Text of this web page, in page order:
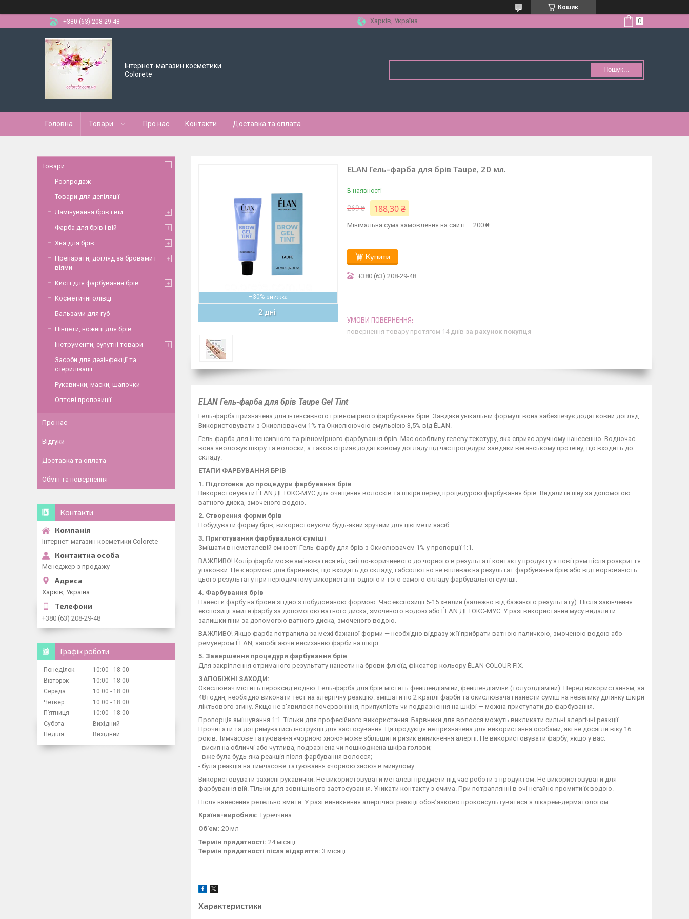
Кошик
+380 (63) 208-29-48
Харків, Україна
Інтернет-магазин косметики
Colorete
Пошук...
Головна Товари Про нас Контакти Доставка та оплата
–30%
2 дні
ELAN Гель-фарба для брів Taupe, 20 мл.
В наявності
269 ₴ 188,30 ₴
Мінімальна сума замовлення на сайті — 200 ₴
Купити
+380 (63) 208-29-48
повернення товару протягом 14 днів за рахунок покупця
ELAN Гель-фарба для брів Taupe Gel Tint
Гель-фарба призначена для інтенсивного і рівномірного фарбування брів. Завдяки унікальній формулі вона забезпечує додатковий догляд.
Використовувати з Окислювачем 1% та Окислюючою емульсією 3,5% від ÉLAN.
Гель-фарба для інтенсивного та рівномірного фарбування брів. Має особливу гелеву текстуру, яка сприяє зручному нанесенню. Водночас
вона зволожує шкіру та волоски, а також сприяє додатковому догляду під час процедури завдяки веганському протеїну, що входить до
складу.
ЕТАПИ ФАРБУВАННЯ БРІВ
1. Підготовка до процедури фарбування брів
Використовувати ÉLAN ДЕТОКС-МУС для очищення волосків та шкіри перед процедурою фарбування брів. Видалити піну за допомогою
ватного диска, змоченого водою.
2. Створення форми брів
Побудувати форму брів, використовуючи будь-який зручний для цієї мети засіб.
3. Приготування фарбувальної суміші
Змішати в неметалевій ємності Гель-фарбу для брів з Окислювачем 1% у пропорції 1:1.
ВАЖЛИВО! Колір фарби може змінюватися від світло-коричневого до чорного в результаті контакту продукту з повітрям після розкриття
упаковки. Це є нормою для барвників, що входять до складу, і абсолютно не впливає на результат фарбування брів або відтворюваність
цього результату при періодичному використанні одного й того самого складу фарбувальної суміші.
4. Фарбування брів
Нанести фарбу на брови згідно з побудованою формою. Час експозиції 5-15 хвилин (залежно від бажаного результату). Після закінчення
експозиції змити фарбу за допомогою ватного диска, змоченого водою або ÉLAN ДЕТОКС-МУС. У разі використання мусу видалити
залишки піни за допомогою ватного диска, змоченого водою.
ВАЖЛИВО! Якщо фарба потрапила за межі бажаної форми — необхідно відразу ж її прибрати ватною паличкою, змоченою водою або
ремувером ÉLAN, запобігаючи висиханню фарби на шкірі.
5. Завершення процедури фарбування брів
Для закріплення отриманого результату нанести на брови флюїд-фіксатор кольору ÉLAN COLOUR FIX.
ЗАПОБІЖНІ ЗАХОДИ:
Окислювач містить пероксид водню. Гель-фарба для брів містить фенілендіаміни, фенілендіаміни (толуолдіаміни). Перед використанням, за
48 годин, необхідно виконати тест на алергічну реакцію: змішати по 2 краплі фарби та окислювача і нанести суміш на невелику ділянку шкіри
ліктьового згину. Якщо не з'явилося почервоніння, припухлість чи подразнення на шкірі — можна приступати до фарбування.
Пропорція змішування 1:1. Тільки для професійного використання. Барвники для волосся можуть викликати сильні алергічні реакції.
Прочитати та дотримуватись інструкції для застосування. Ця продукція не призначена для використання особами, які не досягли віку 16
років. Тимчасове татуювання «чорною хною» може збільшити ризик виникнення алергії. Не використовувати фарбу, якщо у вас:
- висип на обличчі або чутлива, подразнена чи пошкоджена шкіра голови;
- вже була будь-яка реакція після фарбування волосся;
- була реакція на тимчасове татуювання «чорною хною» в минулому.
Використовувати захисні рукавички. Не використовувати металеві предмети під час роботи з продуктом. Не використовувати для
фарбування вій. Тільки для зовнішнього застосування. Уникати контакту з очима. При потраплянні в очі негайно промити їх водою.
Після нанесення ретельно змити. У разі виникнення алергічної реакції обов’язково проконсультуватися з лікарем-дерматологом.
Країна-виробник: Туреччина
Об'єм: 20 мл
Термін придатності: 24 місяці.
Термін придатності після відкриття: 3 місяці.
Характеристики
Товари
Розпродаж
Товари для депіляції
Ламінування брів і вій
Фарба для брів і вій
Хна для брів
Препарати, догляд за бровами і
віями
Кисті для фарбування брів
Косметичні олівці
Бальзами для губ
Пінцети, ножиці для брів
Інструменти, супутні товари
Засоби для дезінфекції та
стерилізації
Рукавички, маски, шапочки
Оптові пропозиції
Про нас
Відгуки
Доставка та оплата
Обмін та повернення
Контакти
Інтернет-магазин косметики Colorete
Менеджер з продажу
Харків, Україна
+380 (63) 208-29-48
Графік роботи
Понеділок 10:00
18:00
Вівторок
10:00
18:00
Середа
10:00
18:00
Четвер
10:00
18:00
Пʼятниця
10:00
18:00
Субота
Вихідний
Неділя
Вихідний